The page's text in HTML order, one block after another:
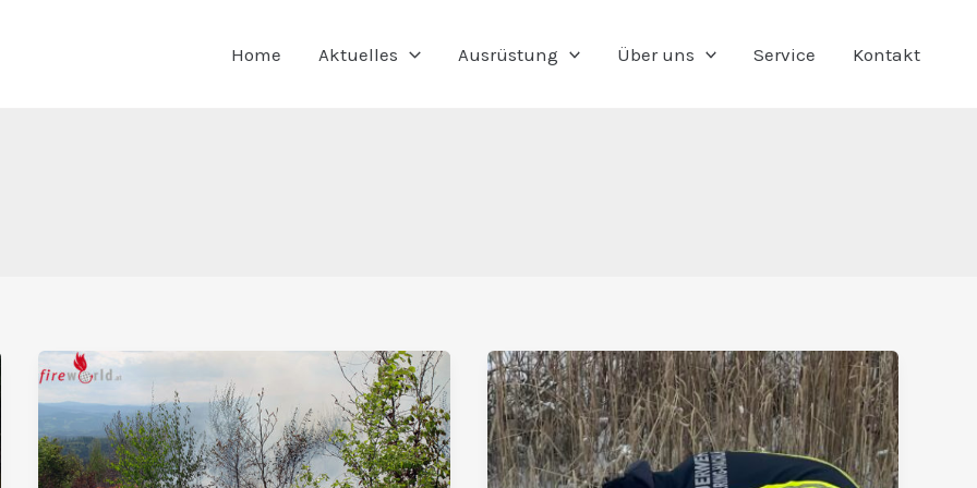
Home Aktuelles Ausrüstung Über uns Service Kontakt
Schutz
vor
Waldbränden:
offenes
Eisige
Mission:
Sprengstützpunkt
Hausruckviertel